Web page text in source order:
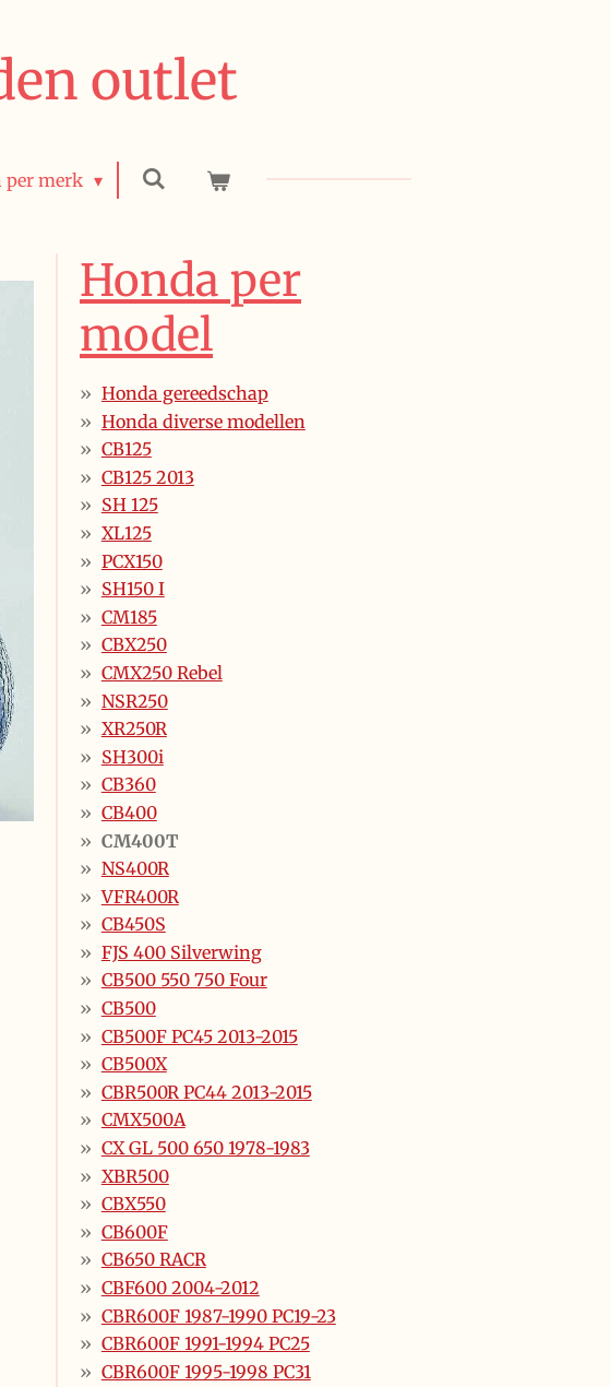
outlet
per merk
Honda per
model
Honda gereedschap
Honda diverse modellen
CB125
CB125 2013
SH 125
XL125
PCX150
SH150 I
CM185
CBX250
CMX250 Rebel
NSR250
XR250R
SH300i
CB360
CB400
CM400T
NS400R
VFR400R
CB450S
FJS 400 Silverwing
CB500 550 750 Four
CB500
CB500F PC45 2013-2015
CB500X
CBR500R PC44 2013-2015
CMX500A
CX GL 500 650 1978-1983
XBR500
CBX550
CB600F
CB650 RACR
CBF600 2004-2012
CBR600F 1987-1990 PC19-23
CBR600F 1991-1994 PC25
CBR600F 1995-1998 PC31